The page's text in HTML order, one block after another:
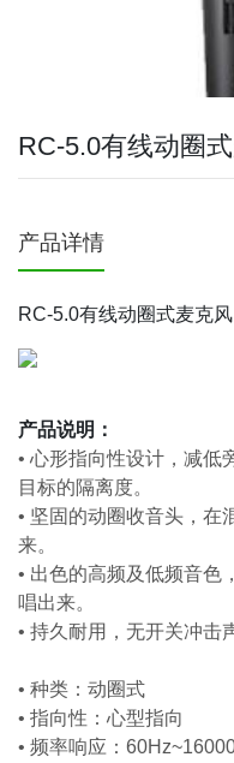
RC-5.0有线动圈
产品详情
RC-5.0有线动圈式麦克风
产品说明：
• 心形指向性设计，减低
目标的隔离度。
• 坚固的动圈收音头，在
来。
• 出色的高频及低频音色
唱出来。
• 持久耐用，无开关冲击
• 种类：动圈式
• 指向性：心型指向
• 频率响应：